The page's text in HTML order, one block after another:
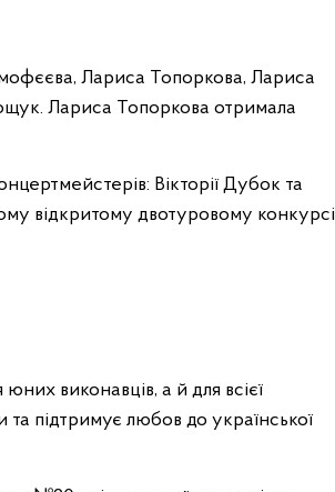
Лариса Топоркова, Лариса
Лариса Топоркова отримала
Вікторії Дубок та
відкритому двотуровому конкурсі
виконавців, а й для всієї
підтримує любов до української